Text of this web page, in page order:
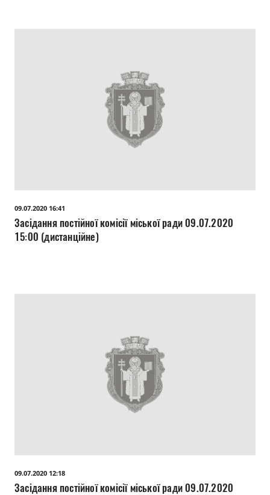
09.07.2020 16:41
Засідання постійної комісії міської ради 09.07.2020
15:00 (дистанційне)
09.07.2020 12:18
Засідання постійної комісії міської ради 09.07.2020